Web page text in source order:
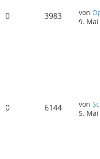
0 3983 von
9. Mai
0 6144 von
5. Mai